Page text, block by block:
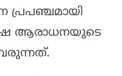
ആരാധനയുടെ